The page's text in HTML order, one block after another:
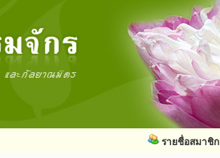
รายชื่อสมาชิก